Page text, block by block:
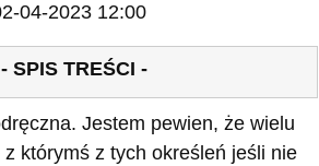
04-2023 12:00
- SPIS TREŚCI -
Jestem pewien, że wielu
z którymś z tych określeń jeśli nie